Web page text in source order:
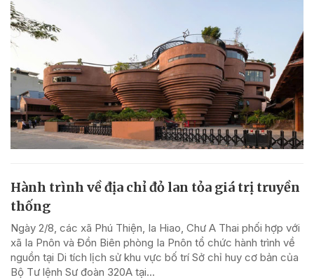
Hành trình về địa chỉ đỏ lan tỏa giá trị truyền
thống
Ngày 2/8, các xã Phú Thiện, Ia Hiao, Chư A Thai phối hợp với
xã Ia Pnôn và Đồn Biên phòng Ia Pnôn tổ chức hành trình về
nguồn tại Di tích lịch sử khu vực bố trí Sở chỉ huy cơ bản của
Bộ Tư lệnh Sư đoàn 320A tại...